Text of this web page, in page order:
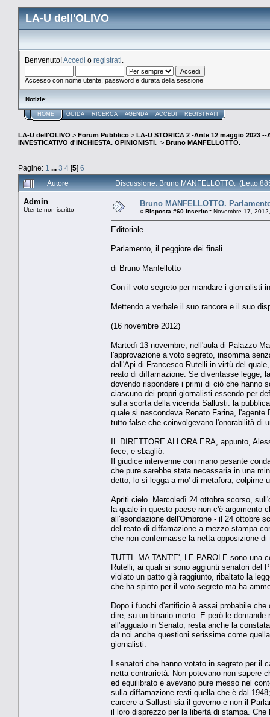
LA-U dell'OLIVO
Benvenuto!Accedi o registrati
Accesso con nome utente, password e durata della sessione
Notizie:
HOME GUIDA RICERCA AGENDA ACCEDI REGISTRATI
LA-U dell'OLIVO > Forum Pubblico > LA-U STORICA 2 -Ante 12 maggio 2023 --
INVESTICATIVO d'INCHIESTA. OPINIONISTI. > Bruno MANFELLOTTO.
Pagine: 1 ... 3 4 [5] 6
Autore
Discussione: Bruno MANFELLOTTO. (Letto
Admin
Utente non iscritto
Bruno MANFELLOTTO.
« Risposta #60 inserito:: Novembre 17,
Editoriale
Parlamento, il peggiore dei finali
di Bruno Manfellotto
Con il voto segreto per mandare i giornalisti
Mettendo a verbale il suo rancore e il suo
(16 novembre 2012)
Martedì 13 novembre, nell'aula di Palazzo
l'approvazione a voto segreto, insomma
dall'Api di Francesco Rutelli in virtù del
reato di diffamazione. Se diventasse legge,
dovendo rispondere i primi di ciò che hanno
ciascuno dei propri giornalisti essendo per
sulla scorta della vicenda Sallusti: la
quale si nascondeva Renato Farina,
tutto false che coinvolgevano l'onorabilità di
IL DIRETTORE ALLORA ERA, appunto,
fece, e sbagliò.
Il giudice intervenne con mano pesante
che pure sarebbe stata necessaria in una
detto, lo si legga a mo' di metafora, colpirne
Apriti cielo. Mercoledì 24 ottobre scorso,
la quale in questo paese non c'è argomento
all'esondazione dell'Ombrone - il 24 ottobre
del reato di diffamazione a mezzo stampa
che non confermasse la netta opposizione
TUTTI. MA TANT'E', LE PAROLE sono una
Rutelli, ai quali si sono aggiunti senatori del
violato un patto già raggiunto, ribaltato la
che ha spinto per il voto segreto ma ha
Dopo i fuochi d'artificio è assai probabile
dire, su un binario morto. E però le
all'agguato in Senato, resta anche la
da noi anche questioni serissime come
giornalisti.
I senatori che hanno votato in segreto per il
netta contrarietà. Non potevano non sapere
ed equilibrato e avevano pure messo nel
sulla diffamazione resti quella che è dal
carcere a Sallusti sia il governo e non il
il loro disprezzo per la libertà di stampa. Che